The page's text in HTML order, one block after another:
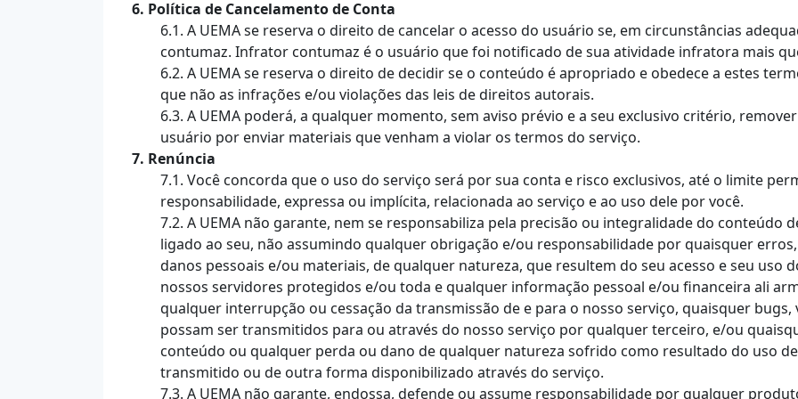
6. Política de Cancelamento de Conta
6.1. A UEMA se reserva o direito de cancelar o acesso do usuário se, em circunstâncias
contumaz. Infrator contumaz é o usuário que foi notificado de sua atividade infratora mais
6.2. A UEMA se reserva o direito de decidir se o conteúdo é apropriado e obedece a estes
que não as infrações e/ou violações das leis de direitos autorais.
6.3. A UEMA poderá, a qualquer momento, sem aviso prévio e a seu exclusivo critério,
usuário por enviar materiais que venham a violar os termos do serviço.
7. Renúncia
7.1. Você concorda que o uso do serviço será por sua conta e risco exclusivos, até o limite
responsabilidade, expressa ou implícita, relacionada ao serviço e ao uso dele por você.
7.2. A UEMA não garante, nem se responsabiliza pela precisão ou integralidade do conteúdo
ligado ao seu, não assumindo qualquer obrigação e/ou responsabilidade por quaisquer
danos pessoais e/ou materiais, de qualquer natureza, que resultem do seu acesso e seu uso
nossos servidores protegidos e/ou toda e qualquer informação pessoal e/ou financeira ali
qualquer interrupção ou cessação da transmissão de e para o nosso serviço, quaisquer
possam ser transmitidos para ou através do nosso serviço por qualquer terceiro, e/ou
conteúdo ou qualquer perda ou dano de qualquer natureza sofrido como resultado do uso
transmitido ou de outra forma disponibilizado através do serviço.
7.3. A UEMA não garante, endossa, defende ou assume responsabilidade por qualquer